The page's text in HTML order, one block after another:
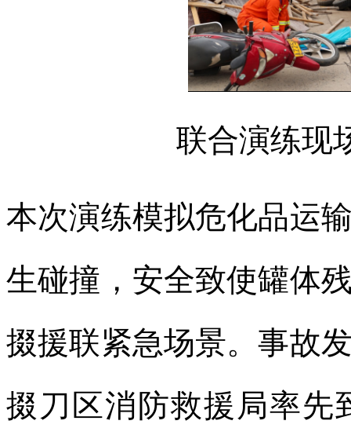
联合演练现
本次演练模拟危化品运
生碰撞，安全致使罐体
掇援联紧急场景。事故
掇刀区消防救援局率先